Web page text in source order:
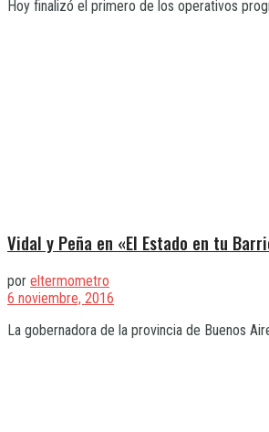
Hoy finalizó el primero de los operativos
Vidal y Peña en «El Estado en tu
por eltermometro
6 noviembre, 2016
La gobernadora de la provincia de Buenos